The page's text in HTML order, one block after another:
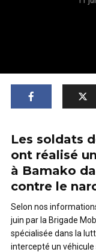
Les soldats
ont réalisé
à Bamako
contre le
Selon nos
juin par la Brigade
spécialisée dans la
intercepté un